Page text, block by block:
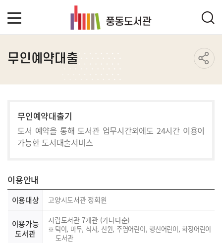
무인예약대출
무인예약대출기
도서 예약을 통해 도서관 업무시간외에도 24시간 이용이
가능한 도서대출서비스
이용안내
이용대상 고양시도서관 정회원
이용가능
도서관
시립도서관 7개관 (가나다순)
덕이, 마두, 식사, 신원, 주엽어린이, 행신어린이, 화정어린이
도서관